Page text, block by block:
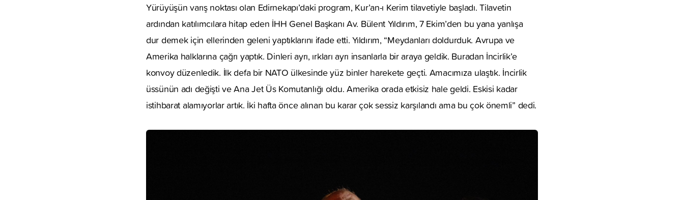
Yürüyüşün varış noktası olan Edirnekapı’daki program, Kur’an-ı Kerim tilavetiyle başladı. Tilavetin
ardından katılımcılara hitap eden İHH Genel Başkanı Av. Bülent Yıldırım, 7 Ekim’den bu yana yanlışa
dur demek için ellerinden geleni yaptıklarını ifade etti. Yıldırım, “Meydanları doldurduk. Avrupa ve
Amerika halklarına çağrı yaptık. Dinleri ayrı, ırkları ayrı insanlarla bir araya geldik. Buradan İncirlik’e
konvoy düzenledik. İlk defa bir NATO ülkesinde yüz binler harekete geçti. Amacımıza ulaştık. İncirlik
üssünün adı değişti ve Ana Jet Üs Komutanlığı oldu. Amerika orada etkisiz hale geldi. Eskisi kadar
istihbarat alamıyorlar artık. İki hafta önce alınan bu karar çok sessiz karşılandı ama bu çok önemli” dedi.